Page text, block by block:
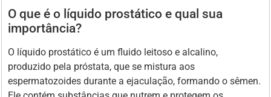
O que é o líquido prostático e qual sua
importância?
O líquido prostático é um fluido leitoso e alcalino,
produzido pela próstata, que se mistura aos
espermatozoides durante a ejaculação, formando o sêmen.